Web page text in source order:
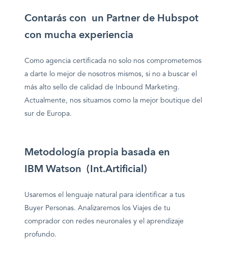
Contarás con un Partner de Hubspot
con mucha experiencia
Como agencia certificada no solo nos comprometemos
a darte lo mejor de nosotros mismos, si no a buscar el
más alto sello de calidad de Inbound Marketing.
Actualmente, nos situamos como la mejor boutique del
sur de Europa.
Metodología propia basada en
IBM Watson (Int.Artificial)
Usaremos el lenguaje natural para identificar a tus
Buyer Personas. Analizaremos los Viajes de tu
comprador con redes neuronales y el aprendizaje
profundo.